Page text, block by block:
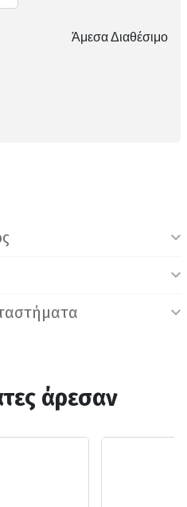
Άμεσα Διαθέσιμο
άρεσαν